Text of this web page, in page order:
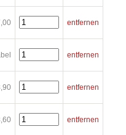
entfernen
entfernen
entfernen
entfernen